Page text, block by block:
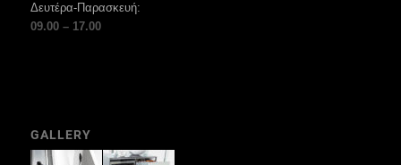
Δευτέρα-Παρασκευή:
09.00 – 17.00
GALLERY